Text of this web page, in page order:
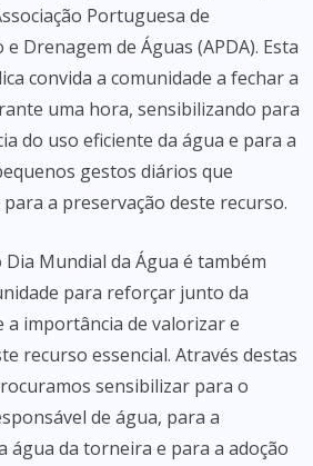
Portuguesa de
Drenagem de Águas (APDA). Esta
convida a comunidade a fechar a
uma hora, sensibilizando para
do uso eficiente da água e para a
gestos diários que
a preservação deste recurso.
Dia Mundial da Água é também
para reforçar junto da
a importância de valorizar e
recurso essencial. Através destas
sensibilizar para o
de água, para a
água da torneira e para a adoção